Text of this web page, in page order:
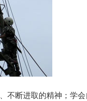
不断进取的精神；学